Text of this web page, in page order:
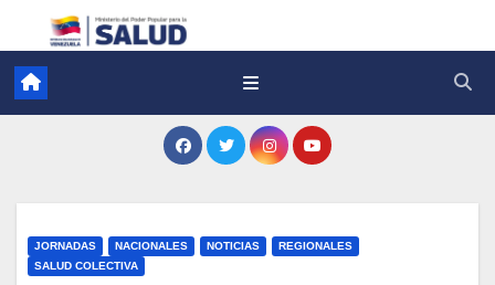
JORNADAS NACIONALES NOTICIAS
REGIONALES
SALUD COLECTIVA